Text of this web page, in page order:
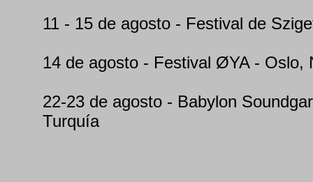
11 - 15 de agosto - Festival de
14 de agosto - Festival ØYA - Oslo,
22-23 de agosto - Babylon
Turquía